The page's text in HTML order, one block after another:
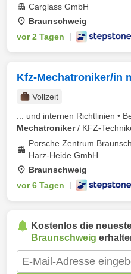
Carglass GmbH
Braunschweig
vor 2 Tagen
Kfz-Mechatroniker/in
Vollzeit
... und internen Richtlinien •
Mechatroniker/ KFZ-
Porsche Zentrum
Harz-Heide GmbH
Braunschweig
vor 6 Tagen
Kostenlos die
Braunschweig